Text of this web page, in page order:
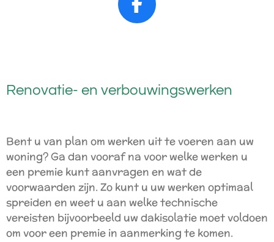
F
a
b
o
k
Renovatie- en verbouwingswerken
Bent u van plan om werken uit te voeren aan uw
woning? Ga dan vooraf na voor welke werken u
een premie kunt aanvragen en wat de
voorwaarden zijn. Zo kunt u uw werken optimaal
spreiden en weet u aan welke technische
vereisten bijvoorbeeld uw dakisolatie moet voldoen
om voor een premie in aanmerking te komen.